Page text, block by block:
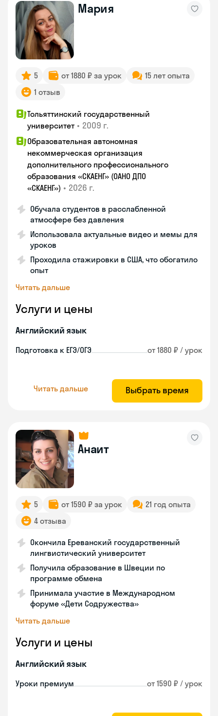
Мария
5 от 1880 ₽ за урок
15 лет опыта
1 отзыв
Тольяттинский государственный
университет • 2009 г.
Образовательная автономная
некоммерческая организация
дополнительного профессионального
образования «СКАЕНГ» (ОАНО ДПО
«СКАЕНГ») • 2026 г.
Обучала студентов в расслабленной
атмосфере без давления
Использовала актуальные видео и мемы для
уроков
Проходила стажировки в США, что обогатило
опыт
Читать дальше
Услуги и цены
Английский язык
Подготовка к ЕГЭ/ОГЭ от 1880 ₽ / урок
Читать дальше Выбрать время
Анаит
5 от 1590 ₽ за урок
21 год опыта
4 отзыва
Окончила Ереванский государственный
лингвистический университет
Получила образование в Швеции по
программе обмена
Принимала участие в Международном
форуме «Дети Содружества»
Читать дальше
Услуги и цены
Английский язык
Уроки премиум от 1590 ₽ / урок